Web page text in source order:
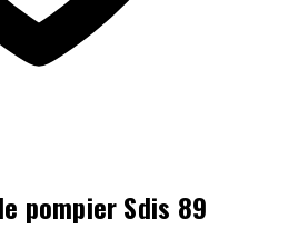
pompier Sdis 89